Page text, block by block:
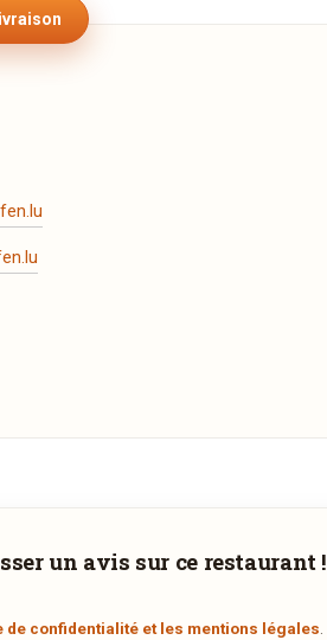
un avis sur ce restaurant !
de confidentialité et les mentions légales